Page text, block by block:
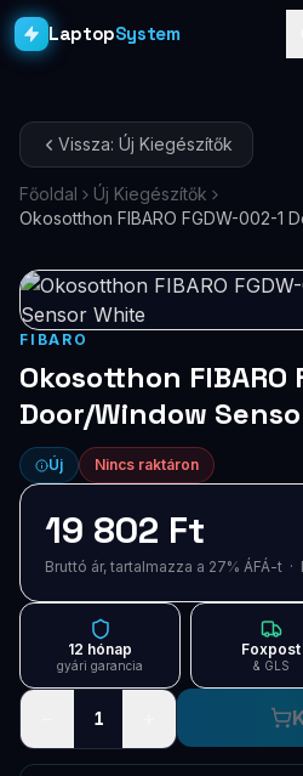
LaptopSystem
Asztali PC-k
Workstation PRO
Monitorok
Dokkolók
Kiegészítők
Akciók
Blog
Támogatás
Új termékek
Vissza: Új Kiegészítők
Főoldal
Új Kiegészítők
Okosotthon FIBARO FGDW-002-1
FIBARO
Okosotthon FIBARO
Door/Window
Új Nincs raktáron
19 802 Ft
Bruttó ár, tartalmazza a 27% ÁFÁ-t ·
12 hónap
gyári garancia
Foxpost
& GLS
1